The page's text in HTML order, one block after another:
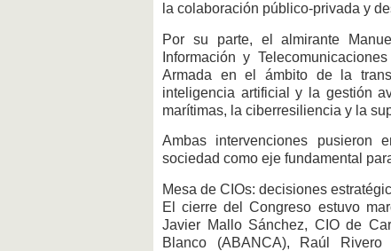
la colaboración público-privada y
Por su parte, el almirante
Información y
Armada en el ámbito de la
inteligencia artificial y la gestión
marítimas, la ciberresiliencia y la
Ambas intervenciones pusieron
sociedad como eje fundamental
Mesa de CIOs: decisiones
El cierre del Congreso estuvo
Javier Mallo Sánchez, CIO de
Blanco (ABANCA), Raúl